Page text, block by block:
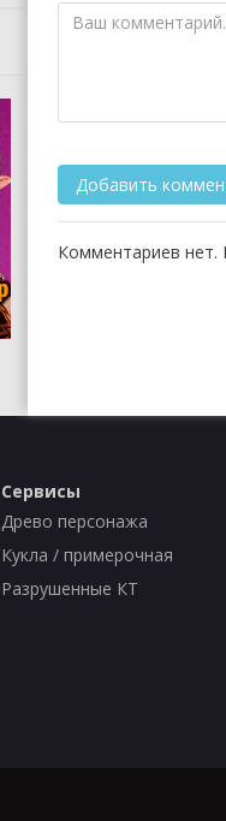
Комментариев нет.
Сервисы
Древо персонажа
Кукла / примерочная
Разрушенные КТ